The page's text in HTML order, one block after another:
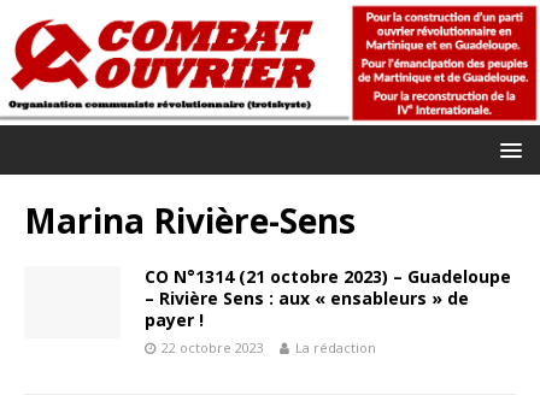
Marina Rivière-Sens
CO N°1314 (21 octobre 2023) – Guadeloupe
– Rivière Sens : aux « ensableurs » de
payer !
22 octobre 2023 La rédaction